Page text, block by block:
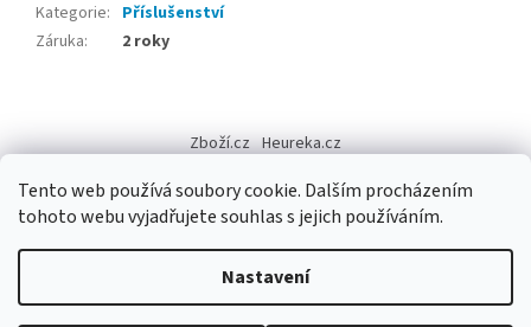
Tento web používá soubory cookie. Dalším procházením
tohoto webu vyjadřujete souhlas s jejich používáním.
Nastavení
Kategorie: Příslušenství
Záruka: 2 roky
p
Zboží.cz Heureka.cz